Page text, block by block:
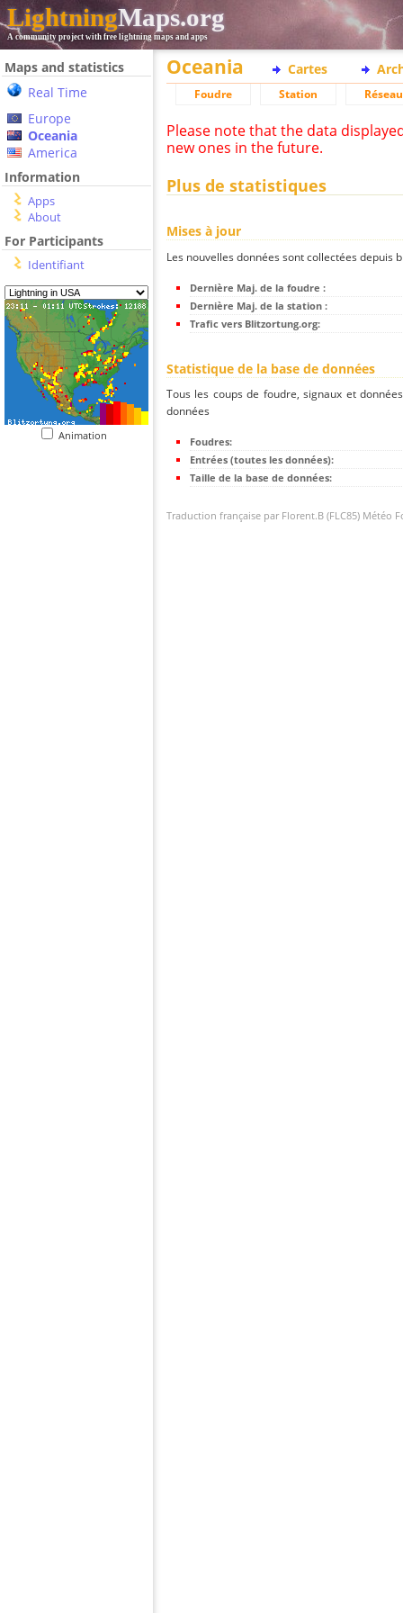
LightningMaps.org
A community project with free lightning maps and apps
Maps and statistics
Real Time
Europe
Oceania
America
Information
Apps
About
For Participants
Identifiant
Animation
Oceania Cartes
Foudre Station Réseau
Please note that the data
new ones in the future.
Plus de statistiques
Mises à jour
Les nouvelles données sont collectées
Dernière Maj. de la foudre :
Dernière Maj. de la station :
Trafic vers Blitzortung.org:
Statistique de la base de données
Tous les coups de foudre, signaux et
données
Foudres:
Entrées (toutes les données):
Taille de la base de données:
Traduction française par Florent.B (FLC85) Météo